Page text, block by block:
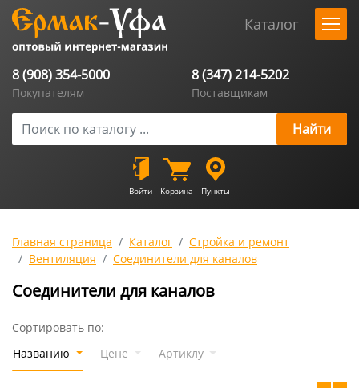
Каталог
8 (908) 354-5000
Покупателям
8 (347) 214-5202
Поставщикам
Войти Корзина Пункты
Главная страница Каталог
Стройка и ремонт
Вентиляция
Соединители для каналов
Соединители для каналов
Сортировать по:
Названию
Цене Артиклу